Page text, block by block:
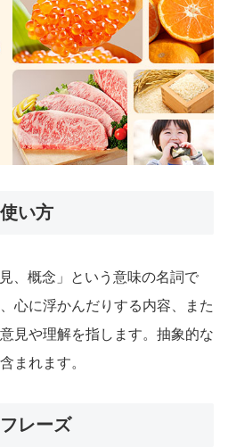
い方
、概念」という意味の名詞で
心に浮かんだりする内容、また
見や理解を指します。抽象的な
まれます。
レーズ